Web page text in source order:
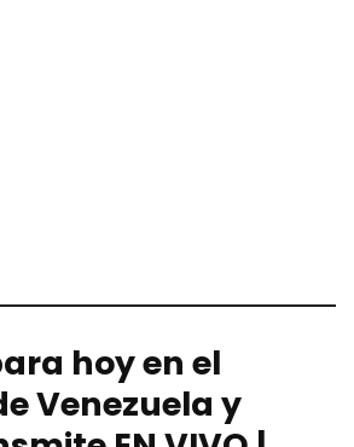
hoy en el
Venezuela y